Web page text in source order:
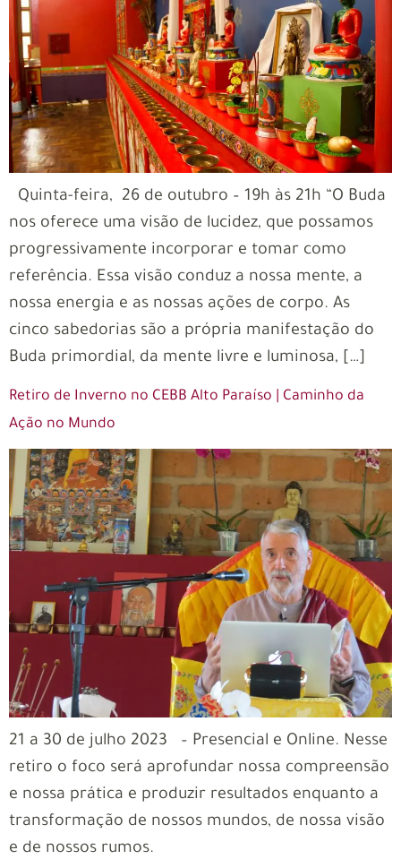
Quinta-feira, 26 de outubro – 19h às 21h “O Buda
nos oferece uma visão de lucidez, que possamos
progressivamente incorporar e tomar como
referência. Essa visão conduz a nossa mente, a
nossa energia e as nossas ações de corpo. As
cinco sabedorias são a própria manifestação do
Buda primordial, da mente livre e luminosa, […]
Retiro de Inverno no CEBB Alto Paraíso | Caminho da
Ação no Mundo
21 a 30 de julho 2023 – Presencial e Online. Nesse
retiro o foco será aprofundar nossa compreensão
e nossa prática e produzir resultados enquanto a
transformação de nossos mundos, de nossa visão
e de nossos rumos.